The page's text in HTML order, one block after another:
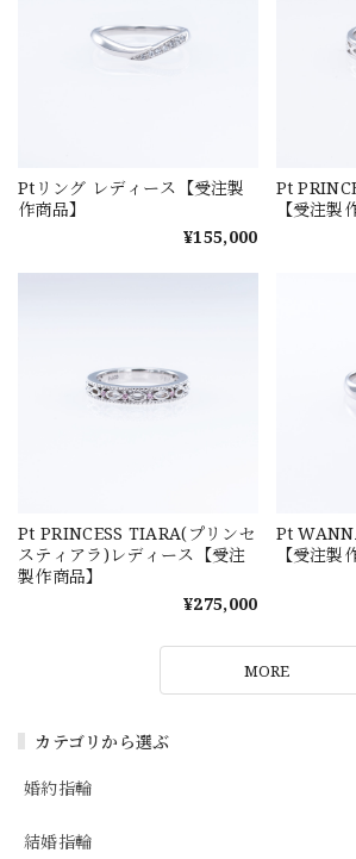
カテゴリから選ぶ
婚約指輪
結婚指輪
Ptリング レディース【受注製
作商品】
¥155,000
Pt
【受注製
Pt PRINCESS TIARA(プリンセ
スティアラ)レディース【受注
製作商品】
¥275,000
Pt
【受注製
MORE